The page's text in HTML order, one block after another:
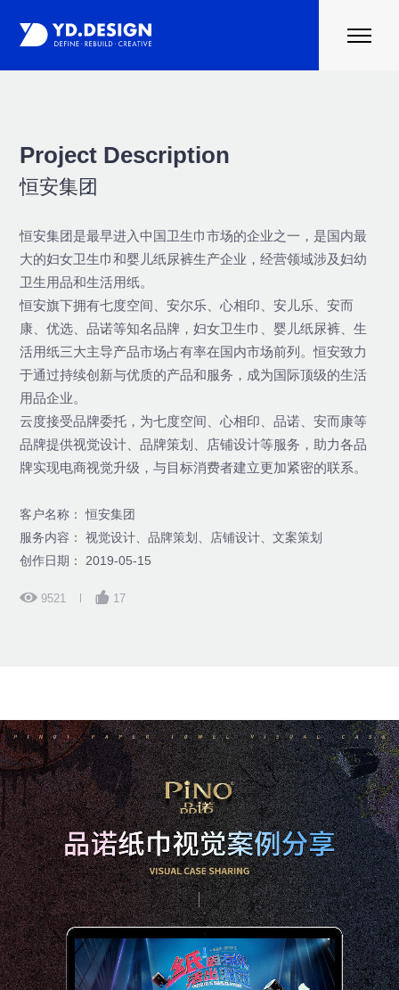
关于云度
Project Description
恒安集团
恒安集团是最早进入中国卫生巾市场的企业之一，是国内最
大的妇女卫生巾和婴儿纸尿裤生产企业，经营领域涉及妇幼
卫生用品和生活用纸。
恒安旗下拥有七度空间、安尔乐、心相印、安儿乐、安而
康、优选、品诺等知名品牌，妇女卫生巾、婴儿纸尿裤、生
活用纸三大主导产品市场占有率在国内市场前列。恒安致力
于通过持续创新与优质的产品和服务，成为国际顶级的生活
用品企业。
云度接受品牌委托，为七度空间、心相印、品诺、安而康等
品牌提供视觉设计、品牌策划、店铺设计等服务，助力各品
牌实现电商视觉升级，与目标消费者建立更加紧密的联系。
客户名称： 恒安集团
服务内容： 视觉设计、品牌策划、店铺设计、文案策划
创作日期： 2019-05-15
9521 17